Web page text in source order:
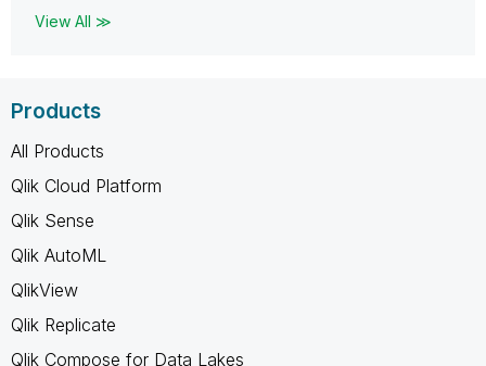
View All ≫
Products
All Products
Qlik Cloud Platform
Qlik Sense
Qlik AutoML
QlikView
Qlik Replicate
Qlik Compose for Data Lakes